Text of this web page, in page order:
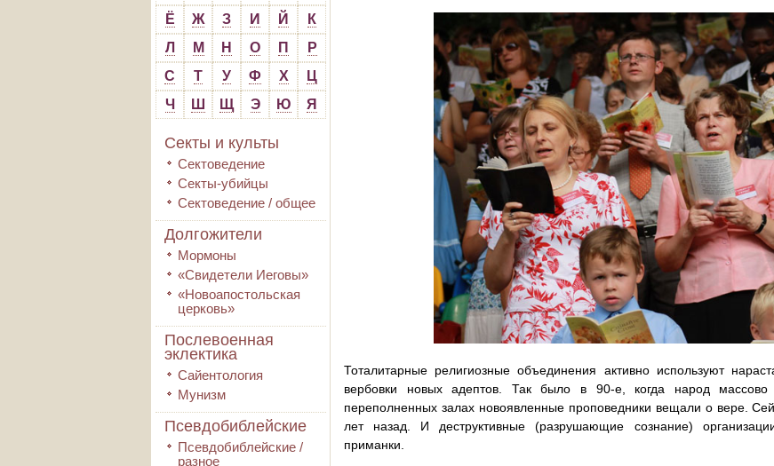
Ё
Ж З И Й
К
Л
М Н О П
Р
С
Т У Ф Х
Ц
Ч
Ш Щ Э Ю Я
Секты и культы
Сектоведение
Секты-убийцы
Сектоведение / общее
Долгожители
Мормоны
«Свидетели Иеговы»
«Новоапостольская
церковь»
Послевоенная
эклектика
Сайентология
Мунизм
Псевдобиблейские
Псевдобиблейские /
разное
Тоталитарные религиозные объединения активно используют
вербовки новых адептов. Так было в 90-е, когда народ
переполненных залах новоявленные проповедники вещали о вере.
лет назад. И деструктивные (разрушающие сознание)
приманки.